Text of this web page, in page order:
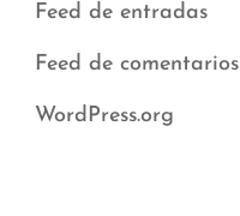
Feed de entradas
Feed de comentarios
WordPress.org